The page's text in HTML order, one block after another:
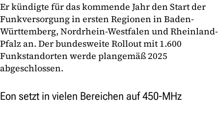
Er kündigte für das kommende Jahr den Start der
Funkversorgung in ersten Regionen in Baden-
Württemberg, Nordrhein-Westfalen und Rheinland-
Pfalz an. Der bundesweite Rollout mit 1.600
Funkstandorten werde plangemäß 2025
abgeschlossen.
Eon setzt in vielen Bereichen auf 450-MHz